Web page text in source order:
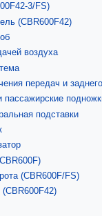
3/FS)
(CBR600F42)
воздуха
передач и
пассажирские
подставки
(CBR600F/FS)